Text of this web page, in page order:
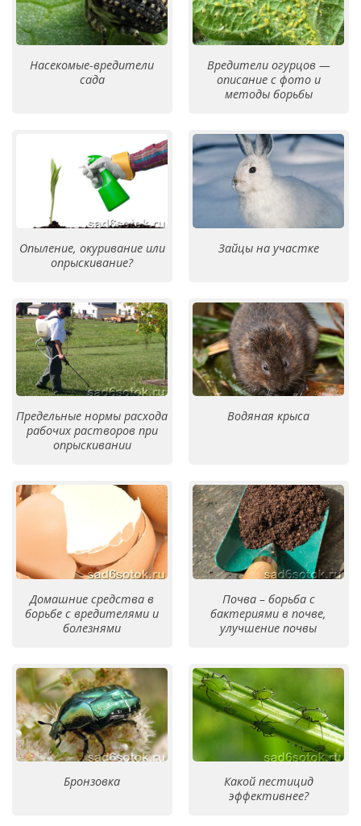
Насекомые-вредители
сада
Вредители огурцов —
описание с фото и
методы борьбы
Опыление, окуривание или
опрыскивание?
Зайцы на участке
Предельные нормы расхода
рабочих растворов при
опрыскивании
Водяная крыса
Домашние средства в
борьбе с вредителями и
болезнями
Почва – борьба с
бактериями в почве,
улучшение почвы
Бронзовка
Какой пестицид
эффективнее?